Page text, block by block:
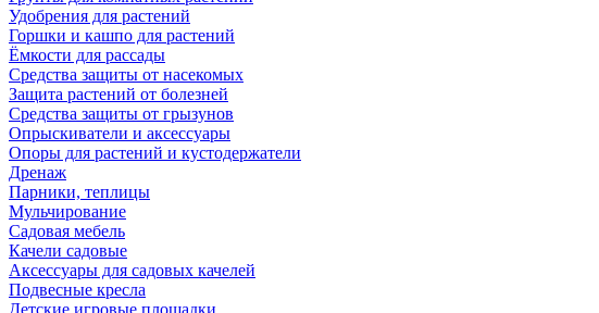
Удобрения для растений
Горшки и кашпо для растений
Ёмкости для рассады
Средства защиты от насекомых
Защита растений от болезней
Средства защиты от грызунов
Опрыскиватели и аксессуары
Опоры для растений и кустодержатели
Дренаж
Парники, теплицы
Мульчирование
Садовая мебель
Качели садовые
Аксессуары для садовых качелей
Подвесные кресла
Детские игровые площадки